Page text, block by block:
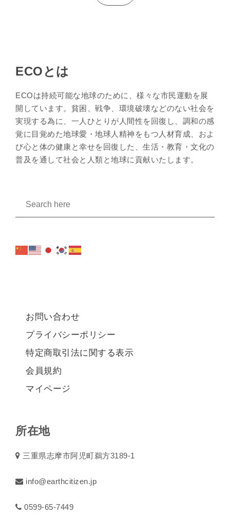
ECOとは
ECOは持続可能な地球のために、様々な市民運動を展
開しています。貧困、戦争、環境破壊などのない社会を
実現する為に、一人ひとりが人間性を回復し、調和の感
覚に目覚めた地球愛・地球人精神をもつ人材育成、およ
び心と体の健康と幸せを回復した、生活・教育・文化の
普及を通して社会と人類と地球に貢献いたします。
お問い合わせ
プライバシーポリシー
特定商取引法に関する表示
会員規約
マイページ
所在地
三重県志摩市阿児町鵜方3189-1
info@earthcitizen.jp
0599-65-7449